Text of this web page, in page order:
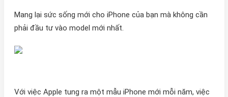
Mang lại sức sống mới cho iPhone của bạn mà không cần
phải đầu tư vào model mới nhất.
Với việc Apple tung ra một mẫu iPhone mới mỗi năm, việc